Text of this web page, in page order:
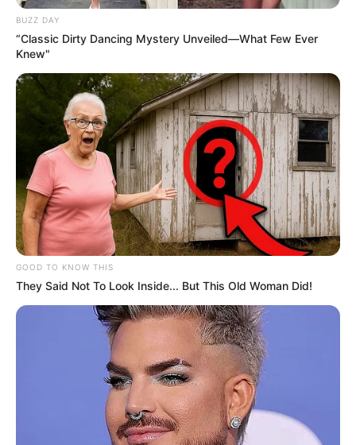
Weiter geht es mit denschönsten Städtereisezielen in
. Hierzu gehörenreizvolle Kurstädte
und
BUZZ DAY
“Classic Dirty Dancing Mystery Unveiled—What Few Ever
Knew"
GOOD TO KNOW THIS
They Said Not To Look Inside... But This Old Woman Did!